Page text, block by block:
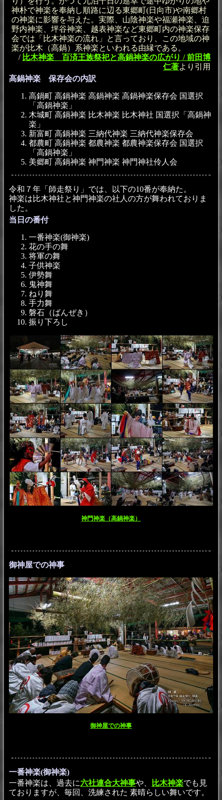
神朴で神楽を奉納し順路に辺る東郷町(日向市)や南郷村
の神楽に影響を与えた。実際、山陰神楽や福瀬神楽、迫
野内神楽、坪谷神楽、越表神楽など東郷町内の神楽保存
会では「比木神楽の流れ」と言っており、この地域の神
楽が比木（高鍋）系神楽といわれる由縁である。
/ 比木神楽 百済王族祭祀と高鍋神楽の広がり / 前田博
仁著より引用
高鍋神楽 保存会の内訳
高鍋町 高鍋神楽 高鍋神楽 高鍋神楽保存会 国選択
「高鍋神楽」
木城町 高鍋神楽 比木神楽 比木神社 国選択「高鍋神
楽」
新富町 高鍋神楽 三納代神楽 三納代神楽保存会
都農町 高鍋神楽 都農神楽 都農神楽保存会 国選択
「高鍋神楽」
美郷町 高鍋神楽 神門神楽 神門神社伶人会
令和７年「師走祭り」では、以下の10番が奉納た。
神楽は比木神社と神門神楽の社人の方が舞われておりま
した。
当日の番付
一番神楽(御神楽)
花の手の舞
将軍の舞
子供神楽
伊勢舞
鬼神舞
ねり舞
手力舞
磐石（ばんぜき）
振り下ろし
神門神楽（高鍋神楽）
御神屋での神事
御神屋での神事
一番神楽(御神楽)
一番神楽は、過去に六社連合大神事や、 比木神楽でも見
ておりますが、毎回、洗練された 素晴らしい舞いです。